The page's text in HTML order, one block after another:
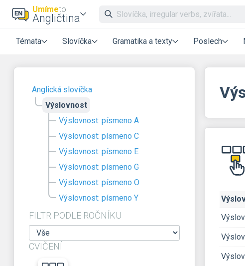
Umímeto
Angličtina
Témata Slovíčka Gramatika a texty Poslech
Anglická slovíčka
Výslovnost
Výslovnost: písmeno A
Výslovnost: písmeno C
Výslovnost: písmeno E
Výslovnost: písmeno G
Výslovnost: písmeno O
Výslovnost: písmeno Y
FILTR PODLE ROČNÍKU
CVIČENÍ